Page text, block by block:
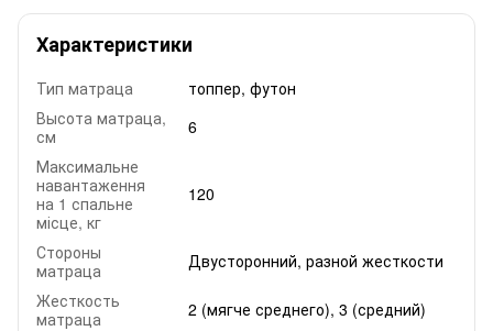
Характеристики
Тип матраца
топпер, футон
Высота матраца,
см
6
Максимальне
навантаження
на 1 спальне
місце, кг
120
Стороны
матраца
Двусторонний, разной жесткости
Жесткость
матраца
2 (мягче среднего), 3 (средний)